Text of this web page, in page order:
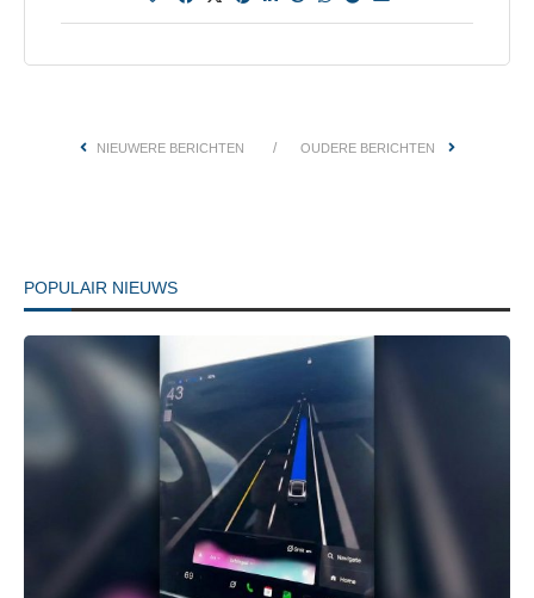
NIEUWERE BERICHTEN OUDERE BERICHTEN
POPULAIR NIEUWS